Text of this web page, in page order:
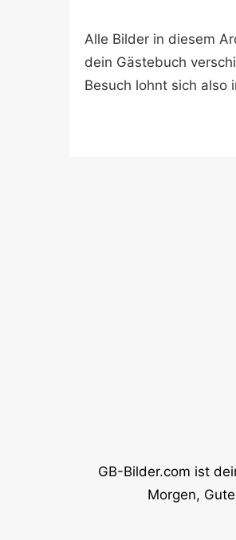
Alle Bilder in diesem
dein Gästebuch
Besuch lohnt sich also
GB-Bilder.com ist
Morgen,